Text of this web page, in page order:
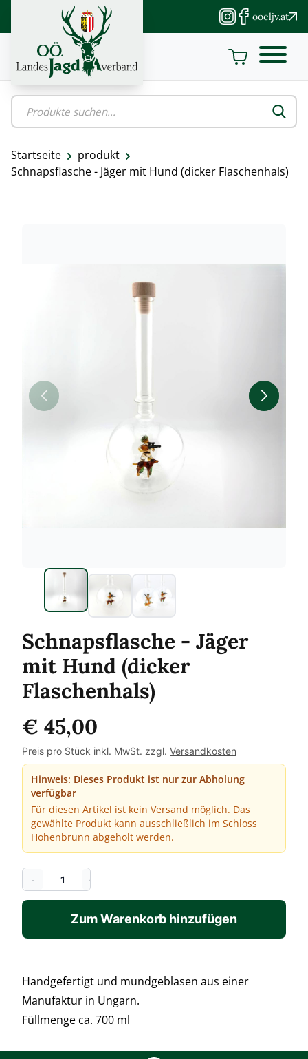
ooeljv.at
Pfadnavigation
Startseite
produkt
Schnapsflasche - Jäger mit Hund (dicker Flaschenhals)
Schnapsflasche - Jäger
mit Hund (dicker
Flaschenhals)
€ 45,00
Preis pro Stück inkl. MwSt. zzgl. Versandkosten
Hinweis: Dieses Produkt ist nur zur Abholung
verfügbar
Für diesen Artikel ist kein Versand möglich. Das
gewählte Produkt kann ausschließlich im Schloss
Hohenbrunn abgeholt werden.
- +
Handgefertigt und mundgeblasen aus einer
Manufaktur in Ungarn.
Füllmenge ca. 700 ml